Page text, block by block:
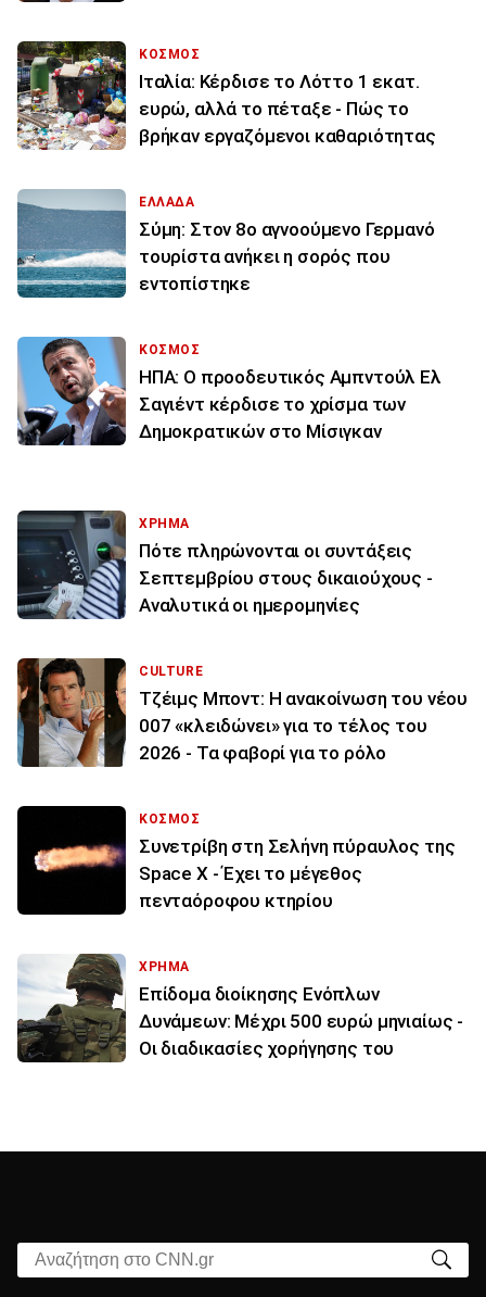
ΚΟΣΜΟΣ
Ιταλία: Κέρδισε το Λόττο 1 εκατ.
ευρώ, αλλά το πέταξε - Πώς το
βρήκαν εργαζόμενοι καθαριότητας
ΕΛΛΑΔΑ
Σύμη: Στον 8ο αγνοούμενο Γερμανό
τουρίστα ανήκει η σορός που
εντοπίστηκε
ΚΟΣΜΟΣ
ΗΠΑ: Ο προοδευτικός Αμπντούλ Ελ
Σαγιέντ κέρδισε το χρίσμα των
Δημοκρατικών στο Μίσιγκαν
ΧΡΗΜΑ
Πότε πληρώνονται οι συντάξεις
Σεπτεμβρίου στους δικαιούχους -
Αναλυτικά οι ημερομηνίες
CULTURE
Τζέιμς Μποντ: Η ανακοίνωση του νέου
007 «κλειδώνει» για το τέλος του
2026 - Τα φαβορί για το ρόλο
ΚΟΣΜΟΣ
Συνετρίβη στη Σελήνη πύραυλος της
Space X - Έχει το μέγεθος
πενταόροφου κτηρίου
ΧΡΗΜΑ
Επίδομα διοίκησης Ενόπλων
Δυνάμεων: Μέχρι 500 ευρώ μηνιαίως -
Οι διαδικασίες χορήγησης του
Αναζήτηση στο CNN.gr